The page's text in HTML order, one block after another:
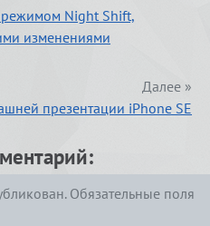
Night Shift,
изменениями
Далее »
презентации iPhone SE
Обязательные поля